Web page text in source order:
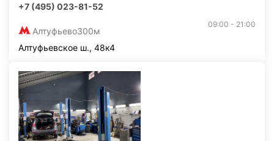
+7 (495) 023-81-52
Алтуфьево300м
09:00 - 21:00
Алтуфьевское ш., 48к4